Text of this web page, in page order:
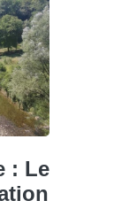
: Le